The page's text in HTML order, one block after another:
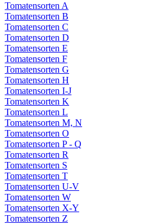
Tomatensorten A
Tomatensorten B
Tomatensorten C
Tomatensorten D
Tomatensorten E
Tomatensorten F
Tomatensorten G
Tomatensorten H
Tomatensorten I-J
Tomatensorten K
Tomatensorten L
Tomatensorten M, N
Tomatensorten O
Tomatensorten P - Q
Tomatensorten R
Tomatensorten S
Tomatensorten T
Tomatensorten U-V
Tomatensorten W
Tomatensorten X-Y
Tomatensorten Z